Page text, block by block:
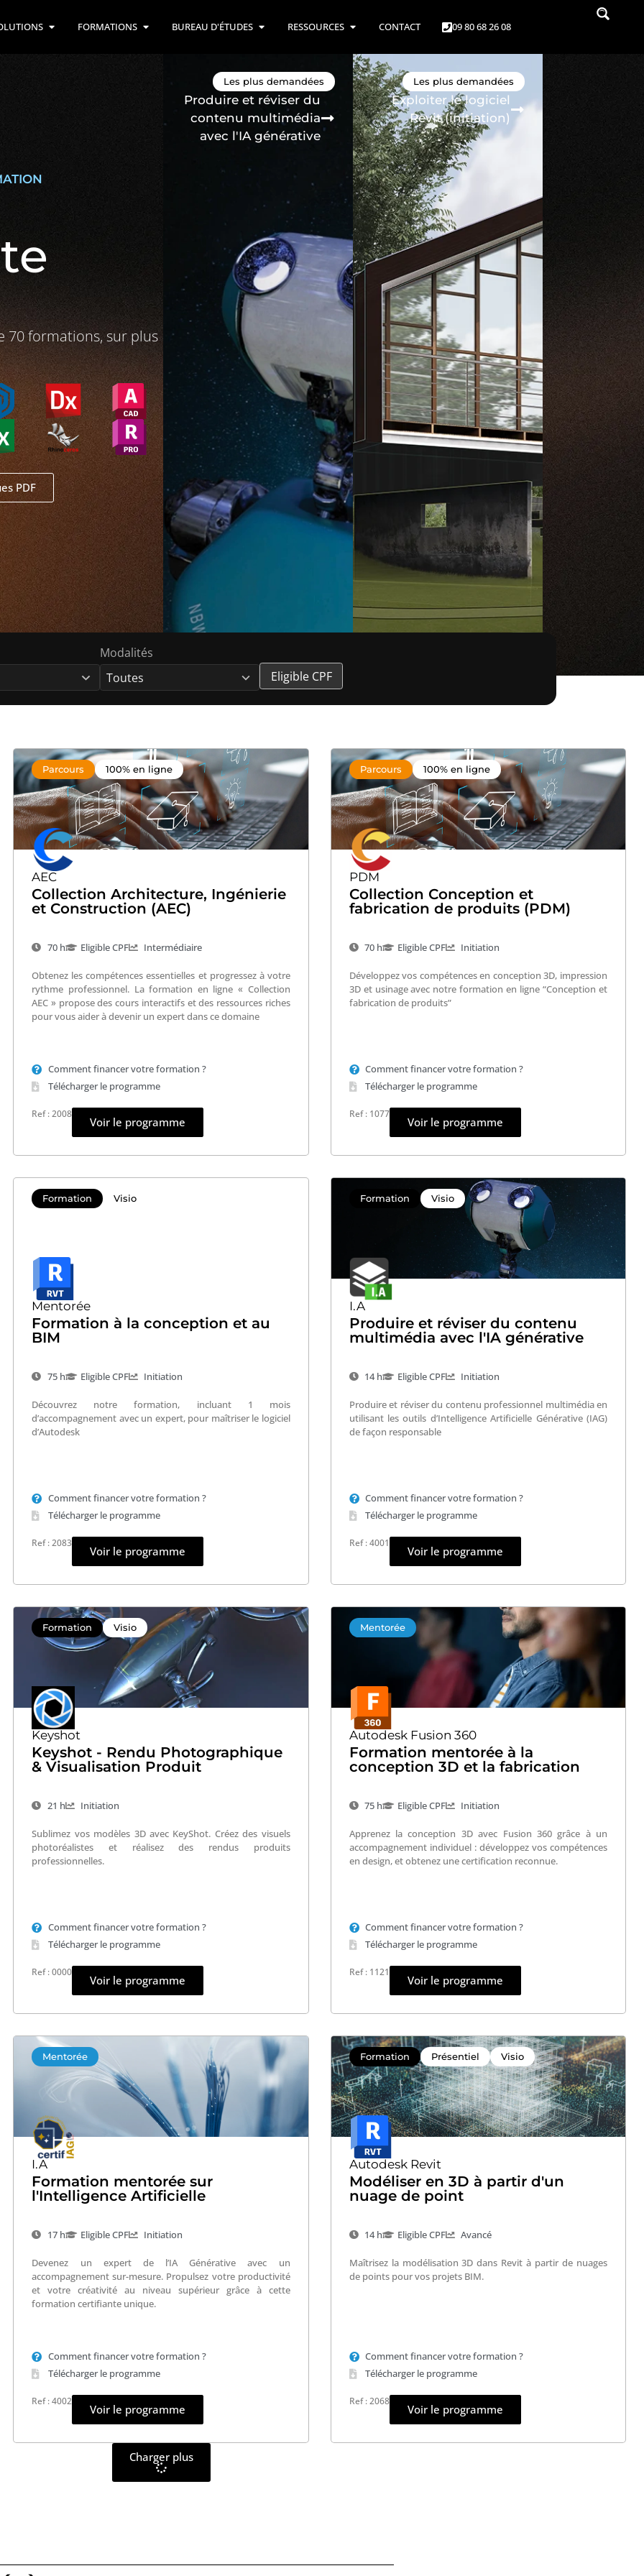
FORMATIONS BUREAU D'ÉTUDES RESSOURCES CONTACT 09 80 68 26 08
70 formations, sur plus
PDF
Les plus demandées
Produire et réviser du
contenu multimédia
avec l'IA générative
Les plus demandées
Exploiter le logiciel
Revit (initiation)
Modalités
5
results
available
Eligible CPF
Parcours 100% en ligne
AEC
Collection Architecture, Ingénierie
et Construction (AEC)
70 h Eligible CPF Intermédiaire
Obtenez les compétences essentielles et progressez à votre
rythme professionnel. La formation en ligne « Collection
AEC » propose des cours interactifs et des ressources riches
pour vous aider à devenir un expert dans ce domaine
Comment financer votre formation ?
Télécharger le programme
Ref : 2008
Voir le programme
Parcours 100% en ligne
PDM
Collection Conception et
fabrication de produits (PDM)
70 h Eligible CPF Initiation
Développez vos compétences en conception 3D, impression
3D et usinage avec notre formation en ligne “Conception et
fabrication de produits”
Comment financer votre formation ?
Télécharger le programme
Ref : 1077
Voir le programme
Formation Visio
Mentorée
Formation à la conception et au
BIM
75 h Eligible CPF Initiation
Découvrez notre formation, incluant 1 mois
d’accompagnement avec un expert, pour maîtriser le logiciel
d’Autodesk
Comment financer votre formation ?
Télécharger le programme
Ref : 2083
Voir le programme
Formation Visio
I.A
Produire et réviser du contenu
multimédia avec l'IA générative
14 h Eligible CPF Initiation
Produire et réviser du contenu professionnel multimédia en
utilisant les outils d’Intelligence Artificielle Générative (IAG)
de façon responsable
Comment financer votre formation ?
Télécharger le programme
Ref : 4001
Voir le programme
Formation Visio
Keyshot
Keyshot - Rendu Photographique
& Visualisation Produit
21 h Initiation
Sublimez vos modèles 3D avec KeyShot. Créez des visuels
photoréalistes et réalisez des rendus produits
professionnelles.
Comment financer votre formation ?
Télécharger le programme
Ref : 0000
Voir le programme
Mentorée
Autodesk Fusion 360
Formation mentorée à la
conception 3D et la fabrication
75 h Eligible CPF Initiation
Apprenez la conception 3D avec Fusion 360 grâce à un
accompagnement individuel : développez vos compétences
en design, et obtenez une certification reconnue.
Comment financer votre formation ?
Télécharger le programme
Ref : 1121
Voir le programme
Mentorée
I.A
Formation mentorée sur
l'Intelligence Artificielle
17 h Eligible CPF Initiation
Devenez un expert de l’IA Générative avec un
accompagnement sur-mesure. Propulsez votre productivité
et votre créativité au niveau supérieur grâce à cette
formation certifiante unique.
Comment financer votre formation ?
Télécharger le programme
Ref : 4002
Voir le programme
Formation Présentiel Visio
Autodesk Revit
Modéliser en 3D à partir d'un
nuage de point
14 h Eligible CPF Avancé
Maîtrisez la modélisation 3D dans Revit à partir de nuages
de points pour vos projets BIM.
Comment financer votre formation ?
Télécharger le programme
Ref : 2068
Voir le programme
Charger plus